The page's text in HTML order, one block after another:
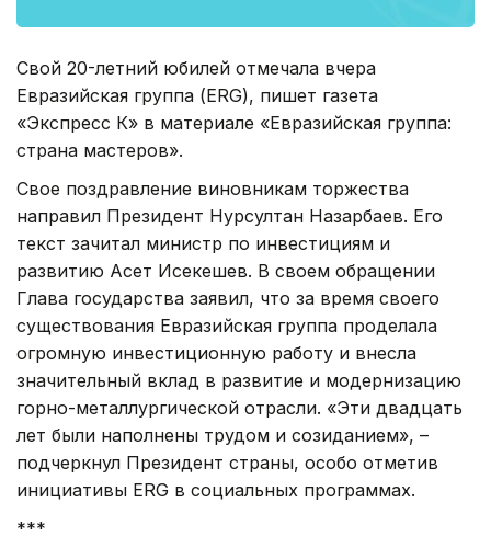
Свой 20-летний юбилей отмечала вчера
Евразийская группа (ERG), пишет газета
«Экспресс К» в материале «Евразийская группа:
страна мастеров».
Cвое поздравление виновникам торжества
направил Президент Нурсултан Назарбаев. Его
текст зачитал министр по инвестициям и
развитию Асет Исекешев. В своем обращении
Глава государства заявил, что за время своего
существования Евразийская группа проделала
огромную инвестиционную работу и внесла
значительный вклад в развитие и модернизацию
горно-металлургической отрасли. «Эти двадцать
лет были наполнены трудом и созиданием», –
подчеркнул Президент страны, особо отметив
инициативы ERG в социальных программах.
***